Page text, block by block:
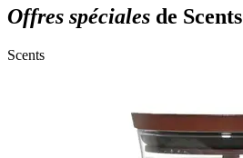
Offres spéciales de Scents
Scents